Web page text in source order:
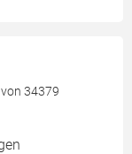
34379